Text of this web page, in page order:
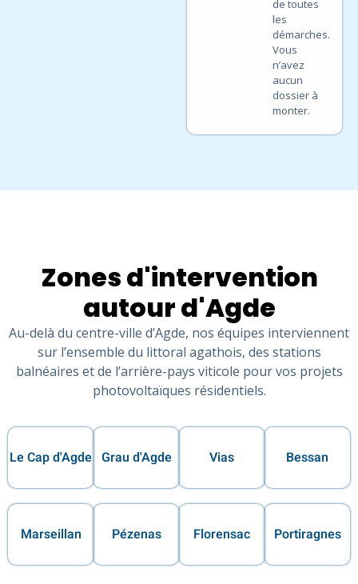
de toutes
les
démarches.
Vous
n’avez
aucun
dossier à
monter.
Zones d'intervention
autour d'Agde
Au-delà du centre-ville d’Agde, nos équipes interviennent
sur l’ensemble du littoral agathois, des stations
balnéaires et de l’arrière-pays viticole pour vos projets
photovoltaïques résidentiels.
Le Cap d'Agde Grau d'Agde Vias Bessan
Marseillan Pézenas Florensac Portiragnes